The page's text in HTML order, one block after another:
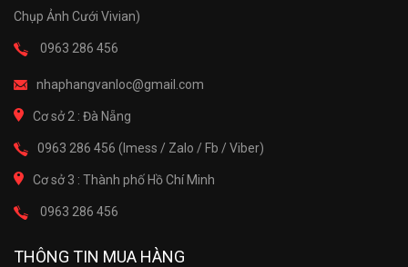
Chụp Ảnh Cưới Vivian)
0963 286 456
nhaphangvanloc@gmail.com
Cơ sở 2 : Đà Nẵng
0963 286 456 (Imess / Zalo / Fb / Viber)
Cơ sở 3 : Thành phố Hồ Chí Minh
0963 286 456
THÔNG TIN MUA HÀNG